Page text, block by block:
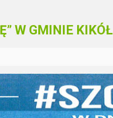
W GMINIE KIKÓŁ